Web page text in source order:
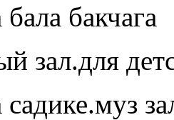
бакчага
зал.для